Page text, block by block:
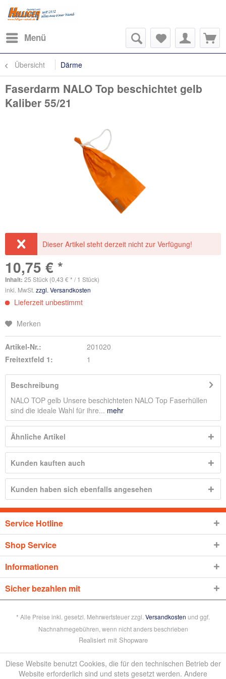
Menü
Übersicht Därme
Faserdarm NALO Top beschichtet gelb
Kaliber 55/21
Dieser Artikel steht derzeit nicht zur Verfügung!
10,75 € *
Inhalt: 25 Stück (0,43 € * / 1 Stück)
inkl. MwSt. zzgl. Versandkosten
Lieferzeit unbestimmt
Merken
Artikel-Nr.:
201020
Freitextfeld 1:
1
Beschreibung
NALO TOP gelb Unsere beschichteten NALO Top Faserhüllen
sind die ideale Wahl für ihre... mehr
Ähnliche Artikel
Kunden kauften auch
Kunden haben sich ebenfalls angesehen
Service Hotline
Shop Service
Informationen
Sicher bezahlen mit
* Alle Preise inkl. gesetzl. Mehrwertsteuer zzgl. Versandkosten und ggf.
Nachnahmegebühren, wenn nicht anders beschrieben
Realisiert mit Shopware
Diese Website benutzt Cookies, die für den technischen Betrieb der
Website erforderlich sind und stets gesetzt werden. Andere